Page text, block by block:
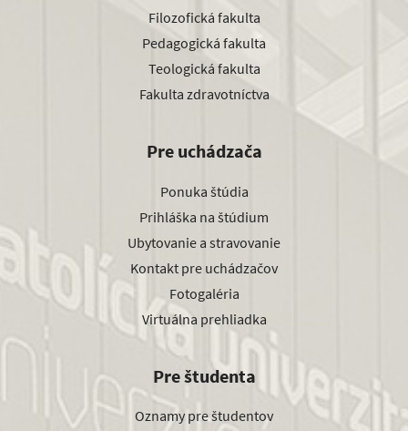
Filozofická fakulta
Pedagogická fakulta
Teologická fakulta
Fakulta zdravotníctva
Pre uchádzača
Ponuka štúdia
Prihláška na štúdium
Ubytovanie a stravovanie
Kontakt pre uchádzačov
Fotogaléria
Virtuálna prehliadka
Pre študenta
Oznamy pre študentov